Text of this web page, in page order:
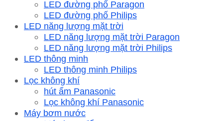
LED đường phố Paragon
LED đường phố Philips
LED năng lượng mặt trời
LED năng lượng mặt trời Paragon
LED năng lượng mặt trời Philips
LED thông minh
LED thông minh Philips
Lọc không khí
hút ẩm Panasonic
Lọc không khí Panasonic
Máy bơm nước